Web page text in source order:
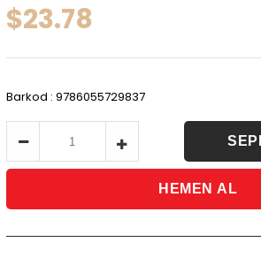
$23.78
Barkod : 9786055729837